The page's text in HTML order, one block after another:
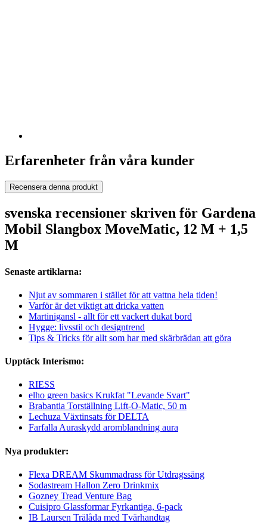
Erfarenheter från våra kunder
Recensera denna produkt
svenska recensioner skriven för Gardena
Mobil Slangbox MoveMatic, 12 M + 1,5
M
Senaste artiklarna:
Njut av sommaren i stället för att vattna hela tiden!
Varför är det viktigt att dricka vatten
Martinigansl - allt för ett vackert dukat bord
Hygge: livsstil och designtrend
Tips & Tricks för allt som har med skärbrädan att göra
Upptäck Interismo:
RIESS
elho green basics Krukfat "Levande Svart"
Brabantia Torställning Lift-O-Matic, 50 m
Lechuza Växtinsats för DELTA
Farfalla Auraskydd aromblandning aura
Nya produkter:
Flexa DREAM Skummadrass för Utdragssäng
Sodastream Hallon Zero Drinkmix
Gozney Tread Venture Bag
Cuisipro Glassformar Fyrkantiga, 6-pack
IB Laursen Trälåda med Tvärhandtag